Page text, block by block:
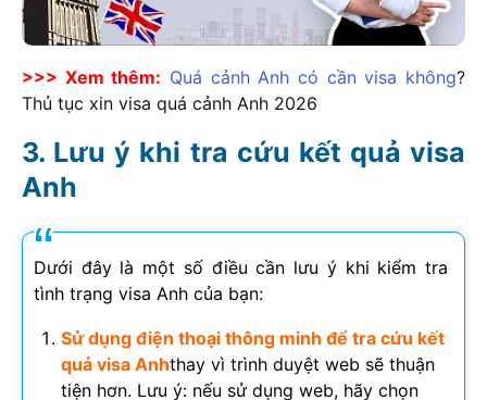
>>> Xem thêm: Quá cảnh Anh có cần visa không?
Thủ tục xin visa quá cảnh Anh 2026
Lưu ý khi tra cứu kết quả visa
Anh
Dưới đây là một số điều cần lưu ý khi kiểm tra
tình trạng visa Anh của bạn:
Sử dụng điện thoại thông minh để tra cứu kết
quả visa Anhthay vì trình duyệt web sẽ thuận
tiện hơn. Lưu ý: nếu sử dụng web, hãy chọn